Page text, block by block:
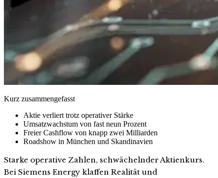
Kurz zusammengefasst
Aktie verliert trotz operativer Stärke
Umsatzwachstum von fast neun Prozent
Freier Cashflow von knapp zwei Milliarden
Roadshow in München und Skandinavien
Starke operative Zahlen, schwächelnder Aktienkurs.
Bei Siemens Energy klaffen Realität und